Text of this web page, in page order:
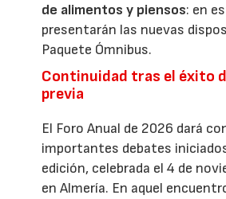
de alimentos y piensos: en
presentarán las nuevas
Paquete Ómnibus.
Continuidad tras el éxito
previa
El Foro Anual de 2026 dará
importantes debates
edición, celebrada el 4 de
en Almería. En aquel